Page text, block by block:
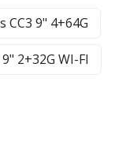
CC3 9" 4+64G
2+32G WI-FI